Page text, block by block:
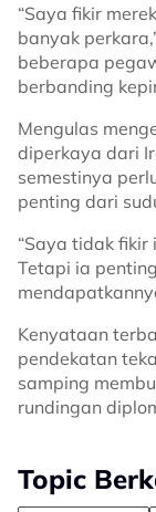
“Saya fikir
banyak
beberapa
berbanding
Mengulas
diperkaya dari
semestinya
penting dari
“Saya tidak fikir
Tetapi ia
Kenyataan
pendekatan
samping
rundingan
Topic